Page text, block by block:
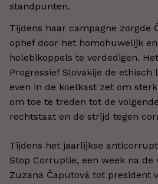
standpunten.
Tijdens haar campagne zorgde
ophef door het homohuwelijk
holebikoppels te verdedigen.
Progressief Slovakije de
even in de koelkast zet om
om toe te treden tot de
rechtstaat en de strijd tegen
Tijdens het jaarlijkse
Stop Corruptie, een week na de
Zuzana Čaputová tot president